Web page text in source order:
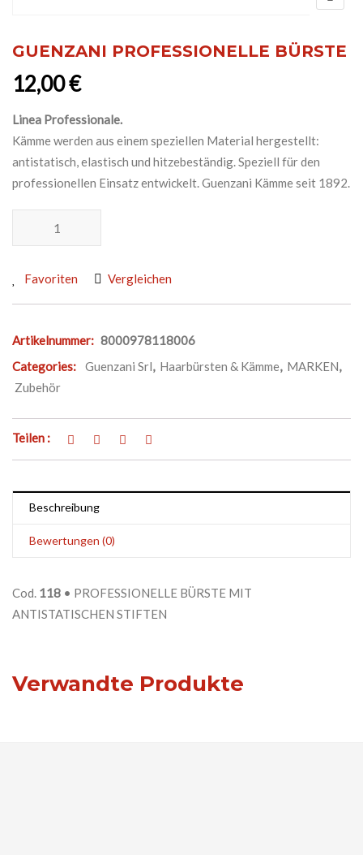
GUENZANI PROFESSIONELLE BÜRSTE
12,00€
Linea Professionale.
Kämme werden aus einem speziellen Material hergestellt:
antistatisch, elastisch und hitzebeständig. Speziell für den
professionellen Einsatz entwickelt. Guenzani Kämme seit 1892.
Favoriten Vergleichen
Artikelnummer: 8000978118006
Categories:
Guenzani Srl, Haarbürsten & Kämme, MARKEN,
Zubehör
Teilen :
Beschreibung
Bewertungen (0)
Cod. 118 • PROFESSIONELLE BÜRSTE MIT
ANTISTATISCHEN STIFTEN
Verwandte Produkte